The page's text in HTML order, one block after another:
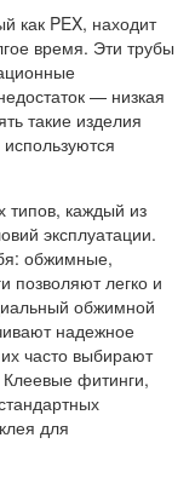
как PEX, находит
время. Эти трубы
— низкая
такие изделия
типов, каждый из
эксплуатации.
обжимные,
позволяют легко и
обжимной
надежное
часто выбирают
фитинги,
для